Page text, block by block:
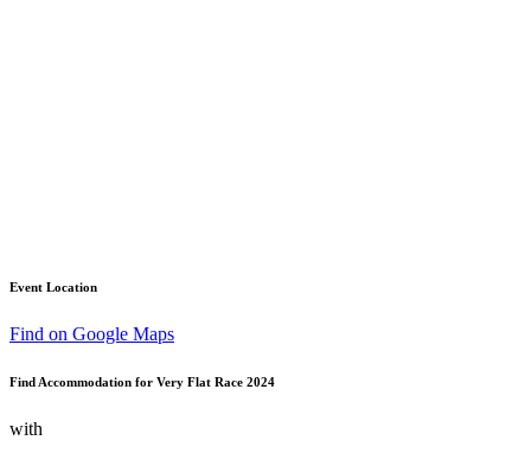
Event Location
Find on Google Maps
Find Accommodation for Very Flat Race 2024
with